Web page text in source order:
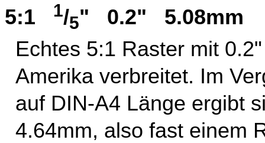
5:1
1/5" 0.2" 5.08mm
Echtes 5:1 Raster mit
Amerika verbreitet. Im
auf DIN-A4 Länge ergibt
4.64mm, also fast einem